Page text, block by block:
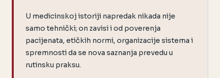
U medicinskoj istoriji napredak nikada nije
samo tehnički; on zavisi i od poverenja
pacijenata, etičkih normi, organizacije sistema i
spremnosti da se nova saznanja prevedu u
rutinsku praksu.